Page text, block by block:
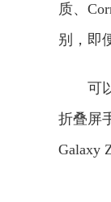
质、
别，即
可
折叠屏
Galaxy